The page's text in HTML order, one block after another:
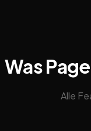
Was
Alle